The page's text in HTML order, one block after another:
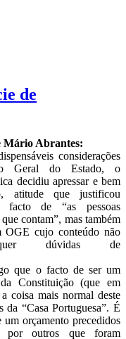
de
Mário Abrantes:
considerações
Geral do Estado, o
decidiu apressar e bem
atitude que justificou
facto de “as pessoas
contam”, mas também
OGE cujo conteúdo não
dúvidas de
que o facto de ser um
Constituição (que em
coisa mais normal deste
da “Casa Portuguesa”. É
um orçamento precedidos
outros que foram